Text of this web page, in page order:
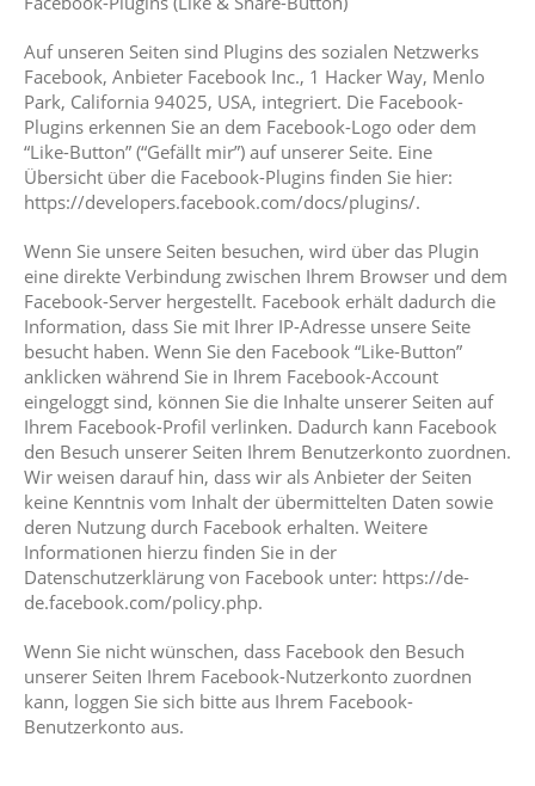
Auf unseren Seiten sind Plugins des sozialen Netzwerks
Facebook, Anbieter Facebook Inc., 1 Hacker Way, Menlo
Park, California 94025, USA, integriert. Die Facebook-
Plugins erkennen Sie an dem Facebook-Logo oder dem
“Like-Button” (“Gefällt mir”) auf unserer Seite. Eine
Übersicht über die Facebook-Plugins finden Sie hier:
https://developers.facebook.com/docs/plugins/.
Wenn Sie unsere Seiten besuchen, wird über das Plugin
eine direkte Verbindung zwischen Ihrem Browser und dem
Facebook-Server hergestellt. Facebook erhält dadurch die
Information, dass Sie mit Ihrer IP-Adresse unsere Seite
besucht haben. Wenn Sie den Facebook “Like-Button”
anklicken während Sie in Ihrem Facebook-Account
eingeloggt sind, können Sie die Inhalte unserer Seiten auf
Ihrem Facebook-Profil verlinken. Dadurch kann Facebook
den Besuch unserer Seiten Ihrem Benutzerkonto zuordnen.
Wir weisen darauf hin, dass wir als Anbieter der Seiten
keine Kenntnis vom Inhalt der übermittelten Daten sowie
deren Nutzung durch Facebook erhalten. Weitere
Informationen hierzu finden Sie in der
Datenschutzerklärung von Facebook unter: https://de-
de.facebook.com/policy.php.
Wenn Sie nicht wünschen, dass Facebook den Besuch
unserer Seiten Ihrem Facebook-Nutzerkonto zuordnen
kann, loggen Sie sich bitte aus Ihrem Facebook-
Benutzerkonto aus.